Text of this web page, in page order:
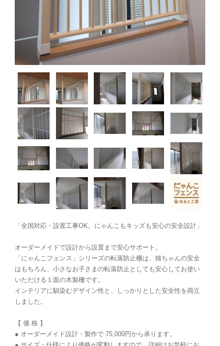
「全国対応・設置工事OK。にゃんこもキッズも安心の安全設計」
オーダーメイドで設計から設置まで安心サポート。
「にゃんこフェンス」シリーズの転落防止柵は、猫ちゃんの安全
はもちろん、小さなお子さまの転落防止としても安心してお使い
いただける１面の木製柵です。
インテリアに馴染むデザイン性と、しっかりとした安全性を両立
しました。
【 価 格 】
● オーダーメイド設計・製作で 75,000円から承ります。